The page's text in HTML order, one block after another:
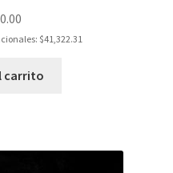
$41,322.31
carrito